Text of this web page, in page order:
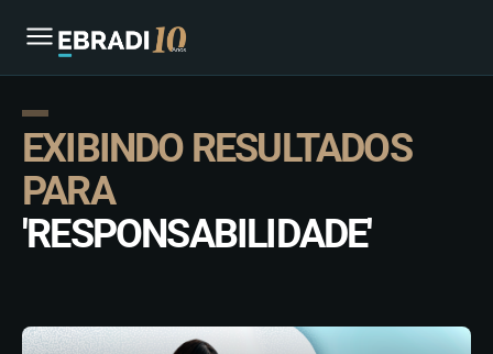
EXIBINDO RESULTADOS
PARA
'RESPONSABILIDADE'